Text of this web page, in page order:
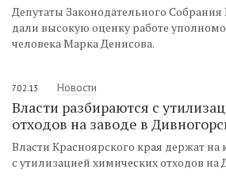
Депутаты Законодательного Собрания
дали высокую оценку работе
человека Марка Денисова.
7.02.13 Новости
Власти разбираются с
отходов на заводе в
Власти Красноярского края держат на
с утилизацией химических отходов на